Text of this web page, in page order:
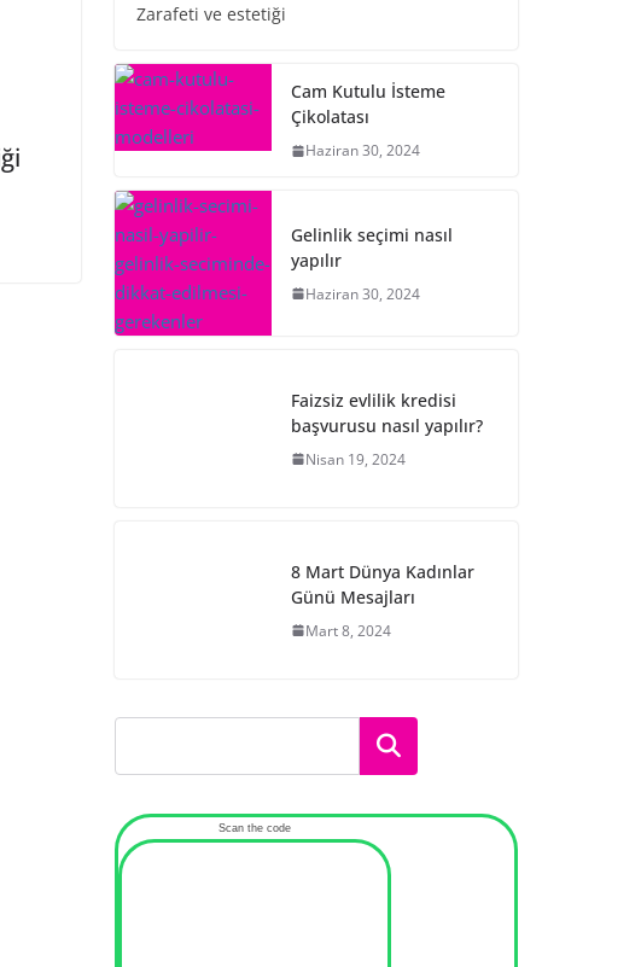
Zarafeti ve estetiği
Cam Kutulu İsteme
Çikolatası
Haziran 30, 2024
Gelinlik seçimi nasıl
yapılır
Haziran 30, 2024
Faizsiz evlilik kredisi
başvurusu nasıl yapılır?
Nisan 19, 2024
8 Mart Dünya Kadınlar
Günü Mesajları
Mart 8, 2024
Ara
Scan the code